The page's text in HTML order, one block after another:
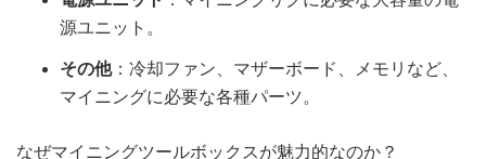
源ユニット。
その他：冷却ファン、マザーボード、メモリなど、
マイニングに必要な各種パーツ。
なぜマイニングツールボックスが魅力的なのか？